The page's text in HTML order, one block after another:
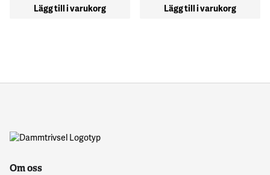
Lägg till i varukorg Lägg till i varukorg
Om oss